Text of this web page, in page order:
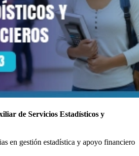
de Servicios Estadísticos y
en gestión estadística y apoyo financiero